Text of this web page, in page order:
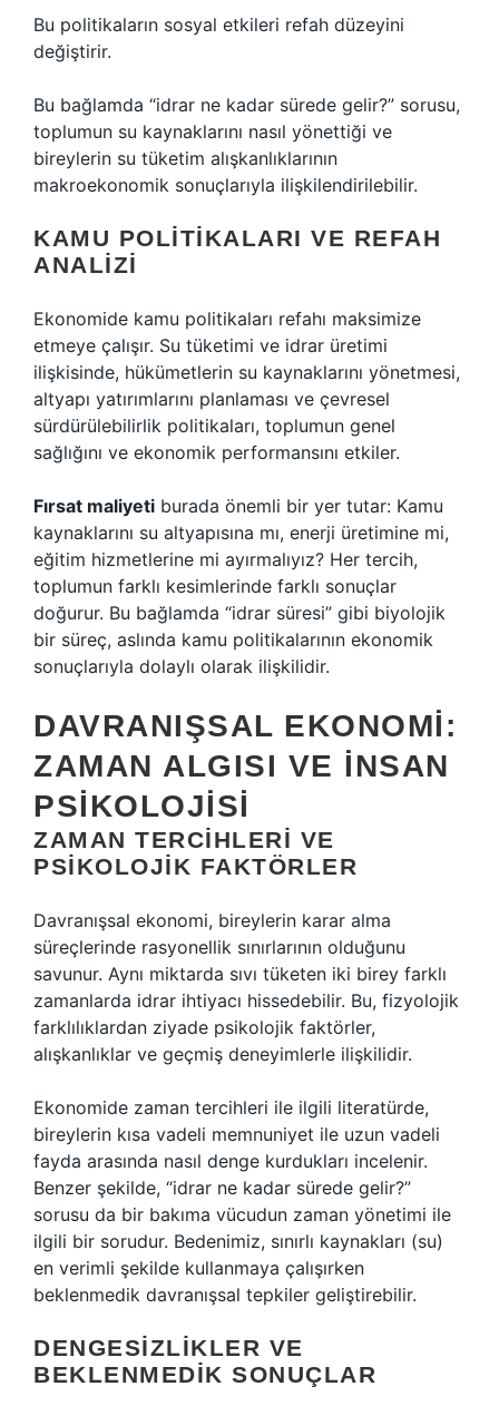
Bu politikaların sosyal etkileri refah düzeyini
değiştirir.
Bu bağlamda “idrar ne kadar sürede gelir?” sorusu,
toplumun su kaynaklarını nasıl yönettiği ve
bireylerin su tüketim alışkanlıklarının
makroekonomik sonuçlarıyla ilişkilendirilebilir.
KAMU POLITIKALARI VE REFAH
ANALIZI
Ekonomide kamu politikaları refahı maksimize
etmeye çalışır. Su tüketimi ve idrar üretimi
ilişkisinde, hükümetlerin su kaynaklarını yönetmesi,
altyapı yatırımlarını planlaması ve çevresel
sürdürülebilirlik politikaları, toplumun genel
sağlığını ve ekonomik performansını etkiler.
Fırsat maliyeti burada önemli bir yer tutar: Kamu
kaynaklarını su altyapısına mı, enerji üretimine mi,
eğitim hizmetlerine mi ayırmalıyız? Her tercih,
toplumun farklı kesimlerinde farklı sonuçlar
doğurur. Bu bağlamda “idrar süresi” gibi biyolojik
bir süreç, aslında kamu politikalarının ekonomik
sonuçlarıyla dolaylı olarak ilişkilidir.
DAVRANIŞSAL EKONOMI:
ZAMAN ALGISI VE İNSAN
PSIKOLOJISI
ZAMAN TERCIHLERI VE
PSIKOLOJIK FAKTÖRLER
Davranışsal ekonomi, bireylerin karar alma
süreçlerinde rasyonellik sınırlarının olduğunu
savunur. Aynı miktarda sıvı tüketen iki birey farklı
zamanlarda idrar ihtiyacı hissedebilir. Bu, fizyolojik
farklılıklardan ziyade psikolojik faktörler,
alışkanlıklar ve geçmiş deneyimlerle ilişkilidir.
Ekonomide zaman tercihleri ile ilgili literatürde,
bireylerin kısa vadeli memnuniyet ile uzun vadeli
fayda arasında nasıl denge kurdukları incelenir.
Benzer şekilde, “idrar ne kadar sürede gelir?”
sorusu da bir bakıma vücudun zaman yönetimi ile
ilgili bir sorudur. Bedenimiz, sınırlı kaynakları (su)
en verimli şekilde kullanmaya çalışırken
beklenmedik davranışsal tepkiler geliştirebilir.
DENGESIZLIKLER VE
BEKLENMEDIK SONUÇLAR